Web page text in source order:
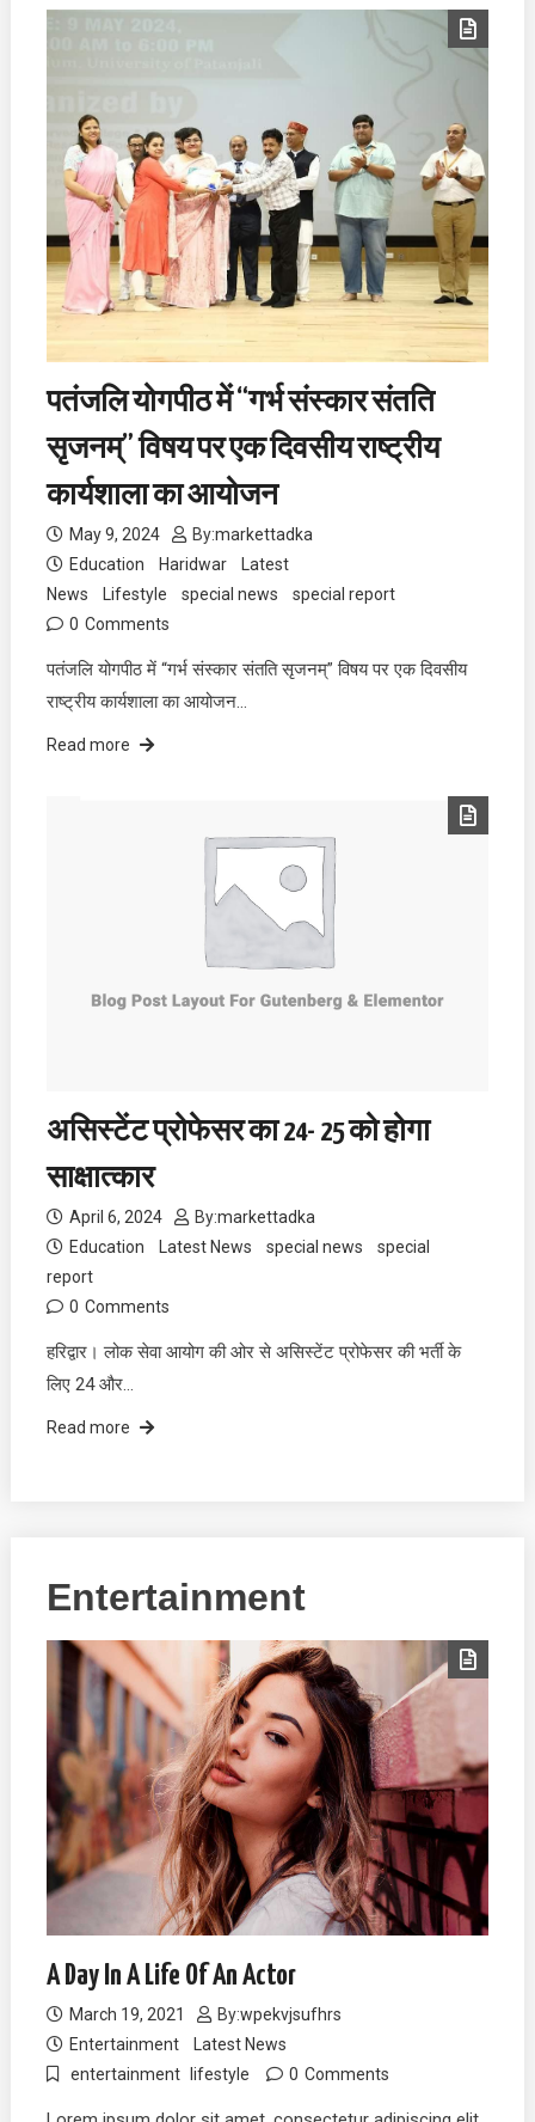
पतंजलि योगपीठ में “गर्भ संस्कार संतति
सृजनम्” विषय पर एक दिवसीय राष्ट्रीय
कार्यशाला का आयोजन
May 9, 2024 By:markettadka
Education
Haridwar
Latest
News
Lifestyle special news
special report
0 Comments
पतंजलि योगपीठ में “गर्भ संस्कार संतति सृजनम्” विषय पर एक दिवसीय
राष्ट्रीय कार्यशाला का आयोजन…
Read more
असिस्टेंट प्रोफेसर का 24- 25 को होगा
साक्षात्कार
April 6, 2024 By:markettadka
Education
Latest News special news
special
report
0 Comments
हरिद्वार। लोक सेवा आयोग की ओर से असिस्टेंट प्रोफेसर की भर्ती के
लिए 24 और…
Read more
Entertainment
A Day In A Life Of An Actor
March 19, 2021 By:wpekvjsufhrs
Entertainment
Latest News
entertainment
lifestyle 0 Comments